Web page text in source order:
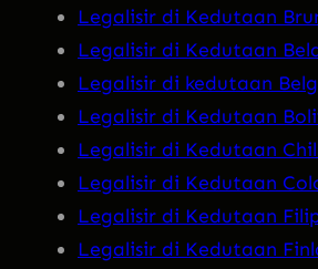
Legalisir di Kedutaan
Legalisir di Kedutaan
Legalisir di kedutaan
Legalisir di Kedutaan
Legalisir di Kedutaan
Legalisir di Kedutaan
Legalisir di Kedutaan
Legalisir di Kedutaan